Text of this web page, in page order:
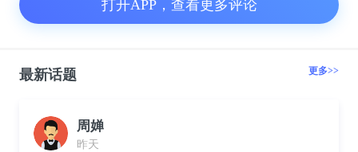
打开APP，查看更多评论
最新话题 更多>>
周婵
昨天